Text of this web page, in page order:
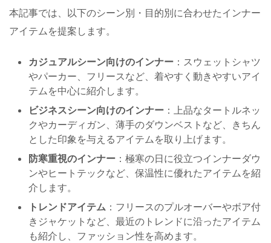
本記事では、以下のシーン別・目的別に合わせたインナー
アイテムを提案します。
カジュアルシーン向けのインナー ：スウェットシャツ
やパーカー、フリースなど、着やすく動きやすいアイ
テムを中心に紹介します。
ビジネスシーン向けのインナー ：上品なタートルネッ
クやカーディガン、薄手のダウンベストなど、きちん
とした印象を与えるアイテムを取り上げます。
防寒重視のインナー ：極寒の日に役立つインナーダウ
ンやヒートテックなど、保温性に優れたアイテムを紹
介します。
トレンドアイテム ：フリースのプルオーバーやボア付
きジャケットなど、最近のトレンドに沿ったアイテム
も紹介し、ファッション性を高めます。